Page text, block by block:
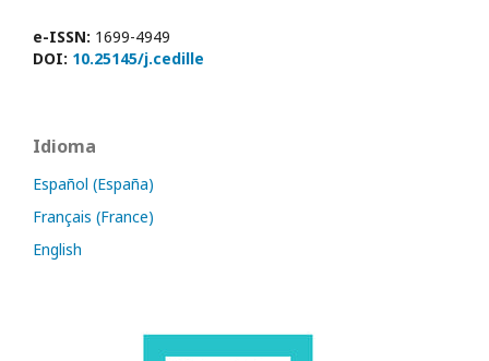
e-ISSN: 1699-4949
DOI: 10.25145/j.cedille
Idioma
Español (España)
Français (France)
English